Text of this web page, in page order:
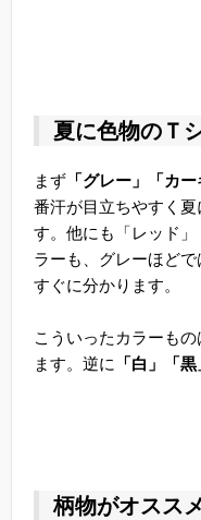
夏に色物のＴ
まず 「グレー」「カー
番汗が目立ちやすく
す。他にも「レッド
ラーも、グレーほど
すぐに分かります。
こういったカラーも
ます。逆に
「白」「黒
柄物がオスス